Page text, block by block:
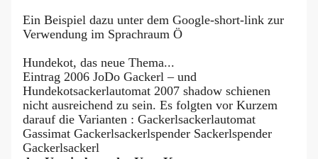
Ein Beispiel dazu unter dem Google-short-link zur
Verwendung im Sprachraum Ö
Hundekot, das neue Thema...
Eintrag 2006 JoDo Gackerl – und
Hundekotsackerlautomat 2007 shadow schienen
nicht ausreichend zu sein. Es folgten vor Kurzem
darauf die Varianten : Gackerlsackerlautomat
Gassimat Gackerlsackerlspender Sackerlspender
Gackerlsackerl